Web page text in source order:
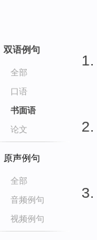
双语例句
全部
口语
书面语
论文
原声例句
全部
音频例句
视频例句